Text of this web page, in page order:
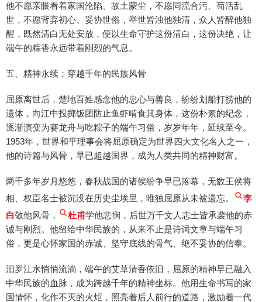
他不愿亲眼看着家国沦陷、故土蒙尘，不愿同流合污、苟活乱
世，不愿背弃初心、妥协世俗，举世皆浊他独清，众人皆醉他独
醒，既然清白无处安放，便以生命守护这份清白，这份决绝，让
端午的粽香永远带着刚烈的气息。
五、精神永续：穿越千年的民族风骨
屈原离世后，楚地百姓感念他的忠心与善良，纷纷划船打捞他的
遗体，向江中投掷饭团防止鱼虾啃食其身体，这份朴素的纪念，
逐渐演变为赛龙舟与吃粽子的端午习俗，岁岁年年，延续至今。
1953年，世界和平理事会将屈原确定为世界四大文化名人之一，
他的诗篇与风骨，早已超越国界，成为人类共同的精神财富。
两千多年岁月悠悠，春秋战国的诸侯纷争早已落幕，无数王侯将
相、权臣名士被沉没在历史尘埃里，唯独屈原从未被遗忘。
李
白敬他风骨， 杜甫学他悲悯，后世万千文人志士皆承袭他的赤
诚与刚烈。他留给中华民族的，从来不止是诗词文章与端午习
俗，更是心怀家国的赤诚、坚守底线的骨气、绝不妥协的信奉。
汨罗江水悄悄流淌，端午的艾草清香依旧，屈原的精神早已融入
中华民族的血脉，成为跨越千年的精神坐标。他用生命书写的家
国情怀，化作不灭的火炬，照亮着后人前行的道路，激励着一代